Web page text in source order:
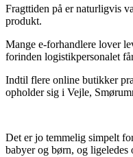
Fragttiden på er naturligvis
produkt.
Mange e-forhandlere lover
forinden logistikpersonalet
Indtil flere online butikker
opholder sig i Vejle,
Det er jo temmelig simpelt
babyer og børn, og ligeledes